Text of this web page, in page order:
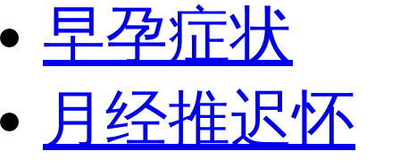
早孕症状
月经推迟怀